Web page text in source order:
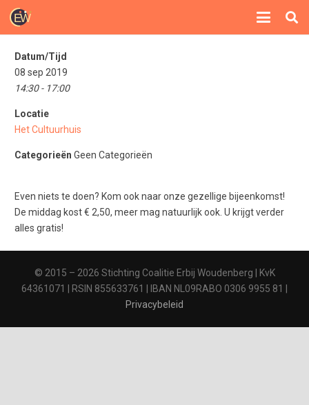
Datum/Tijd
08 sep 2019
14:30 - 17:00
Locatie
Het Cultuurhuis
Categorieën Geen Categorieën
Even niets te doen? Kom ook naar onze gezellige bijeenkomst!
De middag kost € 2,50, meer mag natuurlijk ook. U krijgt verder
alles gratis!
© 2015 – 2026 Stichting Coalitie Erbij Woudenberg | KvK
64361071 | RSIN 855633761 | IBAN NL09RABO 0306 9955 81 |
Privacybeleid